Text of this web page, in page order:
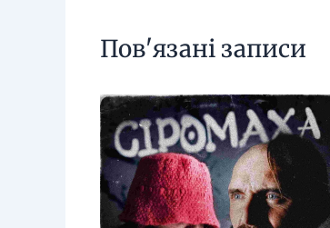
Пов'язані записи